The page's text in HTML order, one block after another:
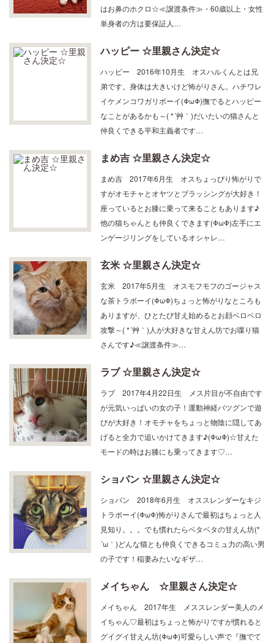
単身者の方は要保証人…
ハッピー 2016年10月生 オスハルくんとは兄
弟です。身体は大きいけど怖がりさん。ハチワレ
イケメンコワガリボーイ(ΦωΦ)撫でるとハッピー
なことがあるかも～( *´艸｀)だいたいの猫さんと
仲良くできる平和主義者です…
まめ吉 2017年6月生 オスちょっぴり怖がりで
すがオモチャとオヤツとブラッシングが大好き！
座っているとお膝に乗って来ることもあります♪
他の猫ちゃんとも仲良くできます(ΦωΦ)左手にエ
ンゲージリングをしているオシャレ…
玄米 2017年5月生 オスモフモフのゴージャス
な茶トラボーイ(ΦωΦ)ちょっと怖がりなところも
ありますが、ひとたび甘え始めるとお顔ベロベロ
攻撃～( *´艸｀)人が大好きな甘えん坊でお喋り猫
さんです♪≪譲渡条件≫…
ラブ 2017年4月22日生 メス片目が不自由です
が元気いっぱいの女の子！運動神経バツグンで遊
びが大好き！オモチャをちょっと物陰に隠してあ
げると全力で追いかけてきます♪(ΦωΦ)☆甘えた
モードの時はお膝にも乗ってきます♡…
ショパン 2018年6月生 オススレンダーなキジ
トラボーイ(ΦωΦ)怖がりさんで最初はちょっと人
見知り。。。でも慣れたらベタベタの甘えん坊(*
´ω｀)どんな猫とも仲良くできるコミュ力の高い男
の子です！稲妻みたいなギザ…
メイちゃん 2017年生 メススレンダー美人のメ
イちゃん♡最初はちょっと怖がりですが慣れると
グイグイ甘えん坊(ΦωΦ)可愛らしい声で『撫でて
～』と駆け寄ってきてくれます♪≪譲渡条件≫・